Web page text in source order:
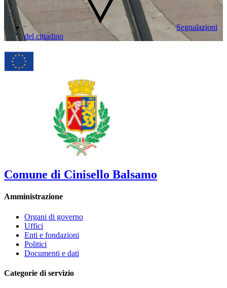
Segnalazioni
del cittadino
Comune di Cinisello Balsamo
Amministrazione
Organi di governo
Uffici
Enti e fondazioni
Politici
Documenti e dati
Categorie di servizio